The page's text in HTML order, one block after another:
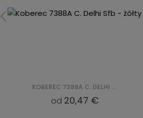
KOBEREC 7388A C. DELHI SFB - ŻÓŁTY
od 20,47 €